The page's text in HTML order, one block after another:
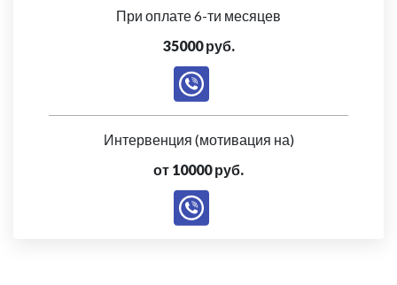
При оплате 6-ти месяцев
35000 руб.
Интервенция (мотивация на)
от 10000 руб.